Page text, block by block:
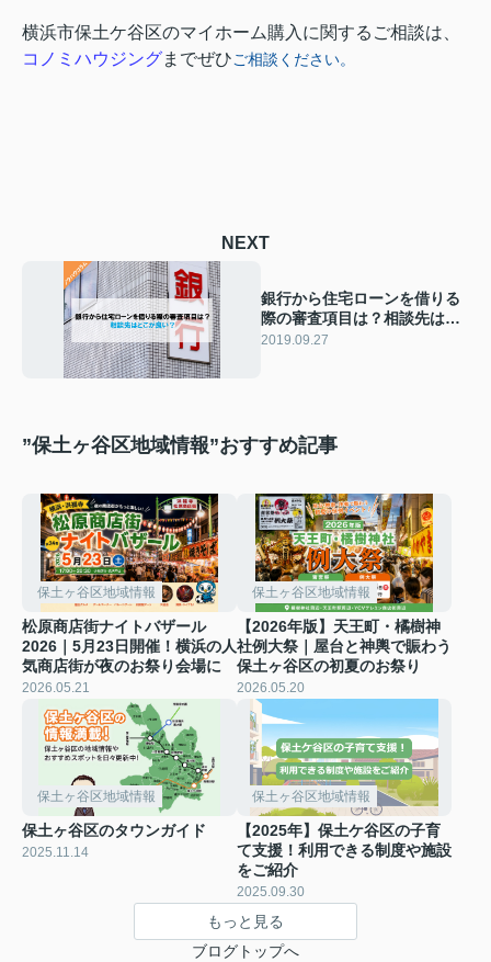
横浜市保土ケ谷区のマイホーム購入に関するご相談は、
コノミハウジングまでぜひご相談ください。
NEXT
銀行から住宅ローンを借りる
際の審査項目は？相談先はど
こが良い？
2019.09.27
”保土ヶ谷区地域情報”おすすめ記事
保土ヶ谷区地域情報
松原商店街ナイトバザール
2026｜5月23日開催！横浜の人
気商店街が夜のお祭り会場に
2026.05.21
保土ヶ谷区地域情報
【2026年版】天王町・橘樹神
社例大祭｜屋台と神輿で賑わう
保土ヶ谷区の初夏のお祭り
2026.05.20
保土ヶ谷区地域情報
保土ヶ谷区のタウンガイド
2025.11.14
保土ヶ谷区地域情報
【2025年】保土ケ谷区の子育
て支援！利用できる制度や施設
をご紹介
2025.09.30
もっと見る
ブログトップへ